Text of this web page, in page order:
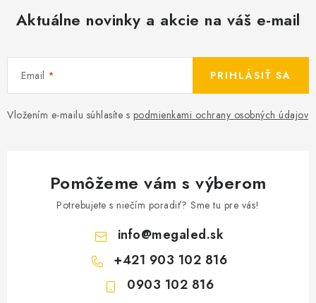
u
Aktuálne novinky a akcie na váš e-mail
Email
Vložením e-mailu súhlasíte s podmienkami ochrany osobných údajov
PRIHLÁSIŤ SA
Pomôžeme vám s výberom
Potrebujete s niečím poradiť? Sme tu pre vás!
info@megaled.sk
+421 903 102 816
0903 102 816